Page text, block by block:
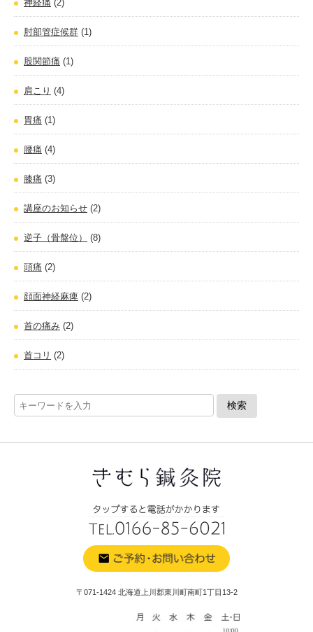
神経痛 (2)
肘部管症候群 (1)
股関節痛 (1)
肩こり (4)
胃痛 (1)
腰痛 (4)
膝痛 (3)
講座のお知らせ (2)
逆子（骨盤位） (8)
頭痛 (2)
顔面神経麻痺 (2)
首の痛み (2)
首コリ (2)
〒071-1424 北海道上川郡東川町南町1丁目13-2